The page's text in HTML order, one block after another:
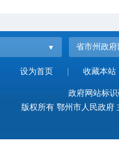
省市州政府
设为首页 收藏本站
政府网站标
版权所有 鄂州市人民政府